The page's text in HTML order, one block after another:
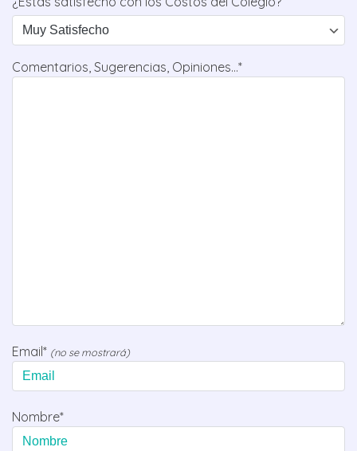
Comentarios, Sugerencias, Opiniones...*
Email* (no se mostrará)
Nombre*